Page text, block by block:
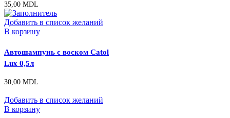
35,00 MDL
Добавить в список желаний
В корзину
Автошампунь с воском Catol
Lux 0,5л
30,00 MDL
Добавить в список желаний
В корзину